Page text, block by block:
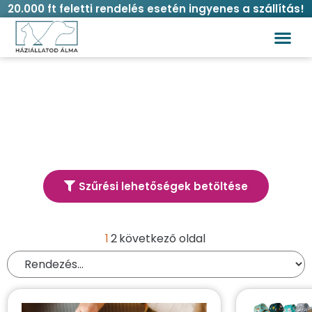
20.000 ft feletti rendelés esetén ingyenes a szállítás!
12következő oldal
Szűrési lehetőségek betöltése
Termék kereső